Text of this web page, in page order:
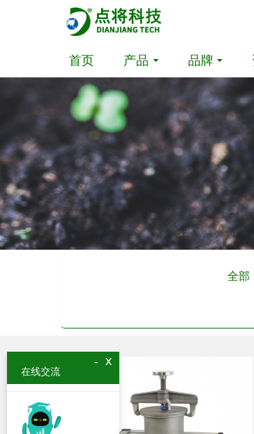
首页 产品 品牌
全部
x
-
在线交流